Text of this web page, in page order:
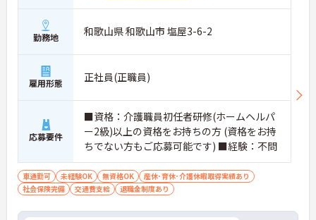
勤務地 和歌山県 和歌山市 塩屋3-6-2
雇用形態 正社員(正職員)
応募要件
■資格：介護職員初任者研修(ホームヘルパ
ー2級)以上の資格をお持ちの方 (資格をお持
ちでない方もご応募可能です) ■経験：不問
車通勤可 未経験OK 無資格OK
産休･育休･介護休暇取得実績あり
社会保険完備
交通費支給 退職金制度あり